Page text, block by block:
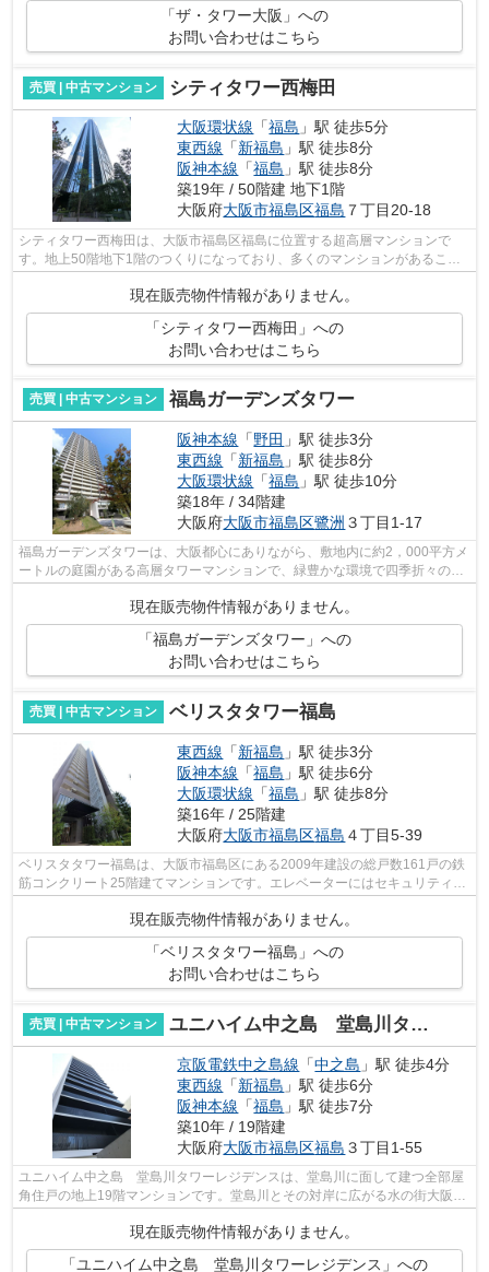
「ザ・タワー大阪」への
お問い合わせはこちら
売買 | 中古マンション シティタワー西梅田
大阪環状線 「福島 」駅 徒歩5分
東西線 「新福島 」駅 徒歩8分
阪神本線 「福島 」駅 徒歩8分
築19年 / 50階建 地下1階
大阪府大阪市福島区福島 ７丁目20-18
シティタワー西梅田は、大阪市福島区福島に位置する超高層マンションで
す。地上50階地下1階のつくりになっており、多くのマンションがあること
で知られる梅田エリア内でも突出した人気...
現在販売物件情報がありません。
「シティタワー西梅田」への
お問い合わせはこちら
売買 | 中古マンション 福島ガーデンズタワー
阪神本線 「野田 」駅 徒歩3分
東西線 「新福島 」駅 徒歩8分
大阪環状線 「福島 」駅 徒歩10分
築18年 / 34階建
大阪府大阪市福島区鷺洲 ３丁目1-17
福島ガーデンズタワーは、大阪都心にありながら、敷地内に約2，000平方メ
ートルの庭園がある高層タワーマンションで、緑豊かな環境で四季折々の自
現在販売物件情報がありません。
「福島ガーデンズタワー」への
お問い合わせはこちら
売買 | 中古マンション ベリスタタワー福島
東西線 「新福島 」駅 徒歩3分
阪神本線 「福島 」駅 徒歩6分
大阪環状線 「福島 」駅 徒歩8分
築16年 / 25階建
大阪府大阪市福島区福島 ４丁目5-39
ベリスタタワー福島は、大阪市福島区にある2009年建設の総戸数161戸の鉄
筋コンクリート25階建てマンションです。エレベーターにはセキュリティシ
現在販売物件情報がありません。
「ベリスタタワー福島」への
お問い合わせはこちら
売買 | 中古マンション ユニハイム中之島 堂島川タワーレジデンス
京阪電鉄中之島線 「中之島 」駅 徒歩4分
東西線 「新福島 」駅 徒歩6分
阪神本線 「福島 」駅 徒歩7分
築10年 / 19階建
大阪府大阪市福島区福島 ３丁目1-55
ユニハイム中之島 堂島川タワーレジデンスは、堂島川に面して建つ全部屋
角住戸の地上19階マンションです。堂島川とその対岸に広がる水の街大阪の
現在販売物件情報がありません。
「ユニハイム中之島 堂島川タワーレジデンス」への